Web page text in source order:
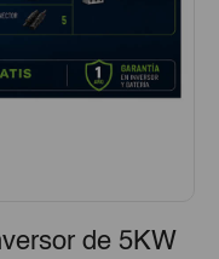
de 5KW